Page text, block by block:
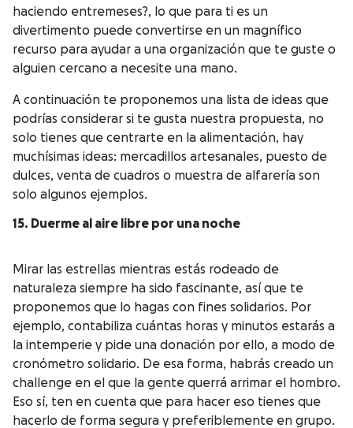
haciendo entremeses?, lo que para ti es un
divertimento puede convertirse en un magnífico
recurso para ayudar a una organización que te guste o
alguien cercano a necesite una mano.
A continuación te proponemos una lista de ideas que
podrías considerar si te gusta nuestra propuesta, no
solo tienes que centrarte en la alimentación, hay
muchísimas ideas: mercadillos artesanales, puesto de
dulces, venta de cuadros o muestra de alfarería son
solo algunos ejemplos.
15. Duerme al aire libre por una noche
Mirar las estrellas mientras estás rodeado de
naturaleza siempre ha sido fascinante, así que te
proponemos que lo hagas con fines solidarios. Por
ejemplo, contabiliza cuántas horas y minutos estarás a
la intemperie y pide una donación por ello, a modo de
cronómetro solidario. De esa forma, habrás creado un
challenge en el que la gente querrá arrimar el hombro.
Eso sí, ten en cuenta que para hacer eso tienes que
hacerlo de forma segura y preferiblemente en grupo.